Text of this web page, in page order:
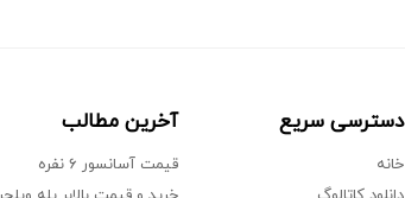
دسترسی سریع
خانه
آخرین مطالب
قیمت آسانسور ۶ نفره